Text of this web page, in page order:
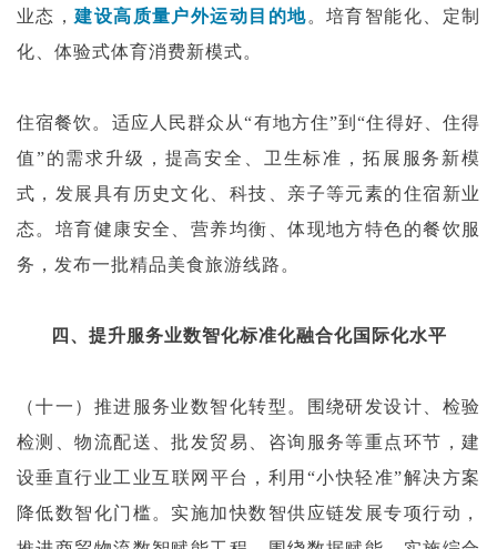
业态，建设高质量户外运动目的地。培育智能化、定制
化、体验式体育消费新模式。
住宿餐饮。适应人民群众从“有地方住”到“住得好、住得
值”的需求升级，提高安全、卫生标准，拓展服务新模
式，发展具有历史文化、科技、亲子等元素的住宿新业
态。培育健康安全、营养均衡、体现地方特色的餐饮服
务，发布一批精品美食旅游线路。
四、提升服务业数智化标准化融合化国际化水平
（十一）推进服务业数智化转型。围绕研发设计、检验
检测、物流配送、批发贸易、咨询服务等重点环节，建
设垂直行业工业互联网平台，利用“小快轻准”解决方案
降低数智化门槛。实施加快数智供应链发展专项行动，